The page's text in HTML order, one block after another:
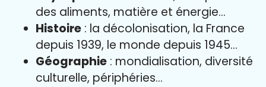
des aliments, matière et énergie…
Histoire : la décolonisation, la France
depuis 1939, le monde depuis 1945…
Géographie : mondialisation, diversité
culturelle, périphéries…